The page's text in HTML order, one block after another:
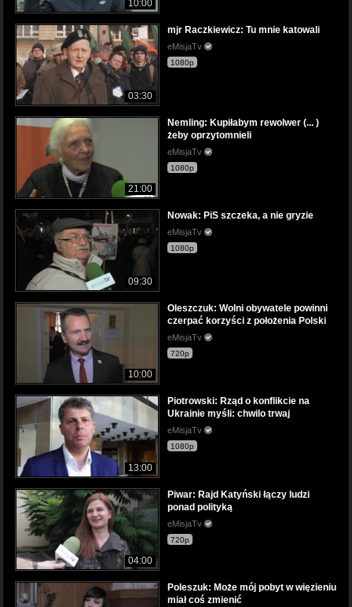
10:00
03:30
mjr Raczkiewicz: Tu mnie katowali
eMisjaTv
1080p
21:00
Nemling: Kupiłabym rewolwer (... )
żeby oprzytomnieli
eMisjaTv
1080p
09:30
Nowak: PiS szczeka, a nie gryzie
eMisjaTv
1080p
10:00
Oleszczuk: Wolni obywatele powinni
czerpać korzyści z położenia Polski
eMisjaTv
720p
13:00
Piotrowski: Rząd o konflikcie na
Ukrainie myśli: chwilo trwaj
eMisjaTv
1080p
04:00
Piwar: Rajd Katyński łączy ludzi
ponad polityką
eMisjaTv
720p
Poleszuk: Może mój pobyt w więzieniu
miał coś zmienić